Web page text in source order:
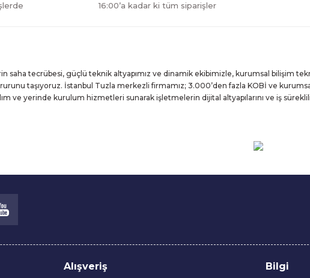
16:00’a kadar ki tüm siparişler
saha tecrübesi, güçlü teknik altyapımız ve dinamik ekibimizle, kurumsal bilişim
taşıyoruz. İstanbul Tuzla merkezli firmamız; 3.000’den fazla KOBİ ve
ve yerinde kurulum hizmetleri sunarak işletmelerin dijital altyapılarını ve iş
Alışveriş Bilgi